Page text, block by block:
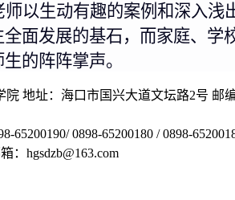
以生动有趣的案例和深入浅
全面发展的基石，而家庭、学
的阵阵掌声。
地址：海口市国兴大道文坛路2号 邮编
65200190/ 0898-65200180 / 0898-
：hgsdzb@163.com